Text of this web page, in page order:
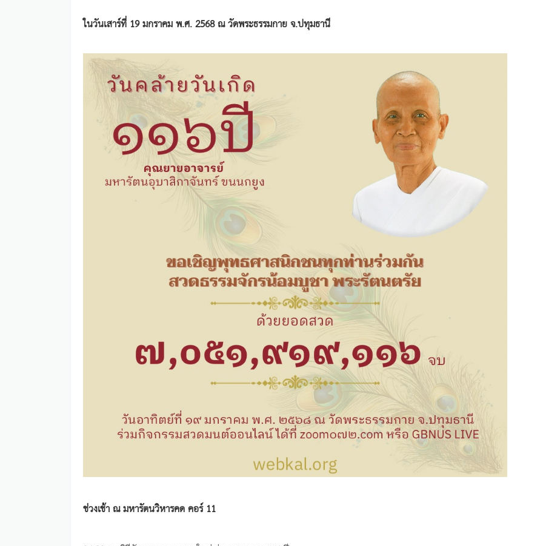
ในวันเสาร์ที่ 19 มกราคม พ.ศ. 2568 ณ วัดพระธรรมกาย จ.ปทุมธานี
ช่วงเช้า ณ มหารัตนวิหารคด คอร์ 11